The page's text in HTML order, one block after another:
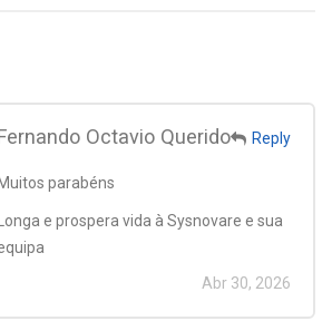
Octavio Querido Reply
Muitos parabéns
Longa e prospera vida à Sysnovare e sua
Abr 30, 2026